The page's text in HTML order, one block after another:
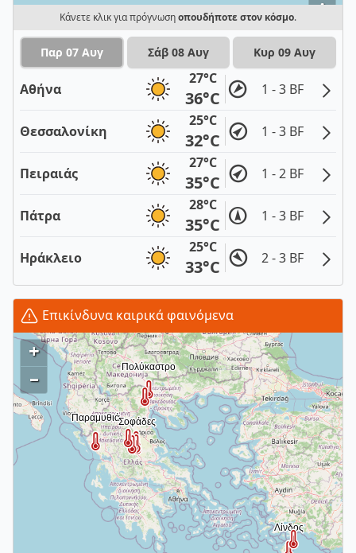
i
Κάνετε κλικ για πρόγνωσηοπουδήποτε στον κόσμο.
Παρ 07 Αυγ Σάβ 08 Αυγ Κυρ 09 Αυγ
Αθήνα
27°C
36°C 1 - 3 BF
Θεσσαλονίκη
25°C
32°C 1 - 3 BF
Πειραιάς
27°C
35°C 1 - 2 BF
Πάτρα
28°C
35°C 1 - 3 BF
Ηράκλειο
25°C
33°C 2 - 3 BF
Επικίνδυνα καιρικά φαινόμενα
+
–